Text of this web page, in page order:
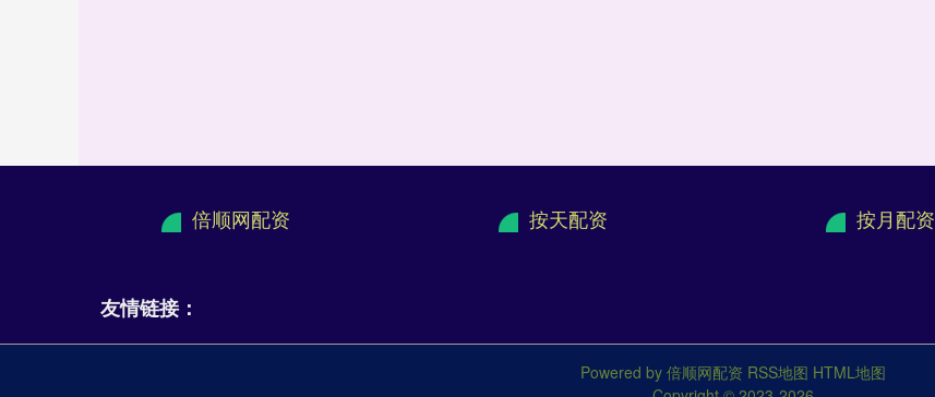
倍顺网配资 按天配资 按月配资
友情链接：
Powered by 倍顺网配资 RSS地图 HTML地图